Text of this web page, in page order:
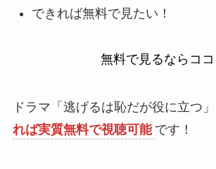
できれば無料で見たい！
無料で見るならココ
ドラマ「逃げるは恥だが役に立つ
れば実質無料で視聴可能 です！